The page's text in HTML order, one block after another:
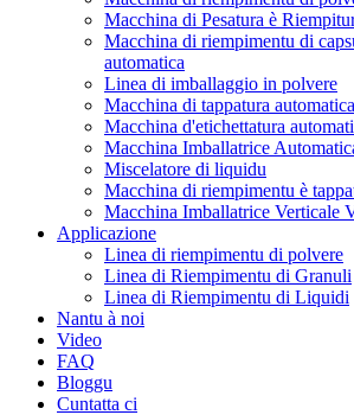
Macchina di Pesatura è
Macchina di riempimentu di
automatica
Linea di imballaggio in polvere
Macchina di tappatura automatica
Macchina d'etichettatura
Macchina Imballatrice
Miscelatore di liquidu
Macchina di riempimentu è
Macchina Imballatrice Verticale
Applicazione
Linea di riempimentu di polvere
Linea di Riempimentu di Granuli
Linea di Riempimentu di Liquidi
Nantu à noi
Video
FAQ
Bloggu
Cuntatta ci